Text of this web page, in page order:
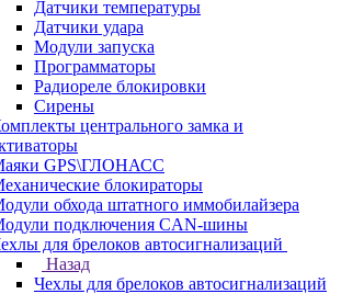
Датчики температуры
Датчики удара
Модули запуска
Программаторы
Радиореле блокировки
Сирены
центрального замка и
GPS\ГЛОНАСС
блокираторы
обхода штатного иммобилайзера
подключения CAN-шины
для брелоков автосигнализаций
Назад
Чехлы для брелоков автосигнализаций